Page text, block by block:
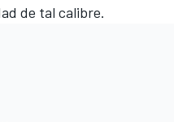
de tal calibre.